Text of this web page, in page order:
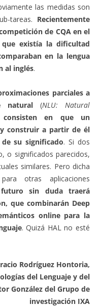
las medidas son
tareas. Recientemente
de CQA en el
que existía la dificultad
en la lengua
al inglés.
parciales a
natural (NLU: Natural
consisten en que un
construir a partir de él
su significado. Si dos
o significados parecidos,
similares. Pero dicha
otras aplicaciones
sin duda traerá
que combinarán Deep
online para la
. Quizá HAL no esté
Rodríguez Hontoria,
del Lenguaje y del
González del Grupo de
investigación IXA